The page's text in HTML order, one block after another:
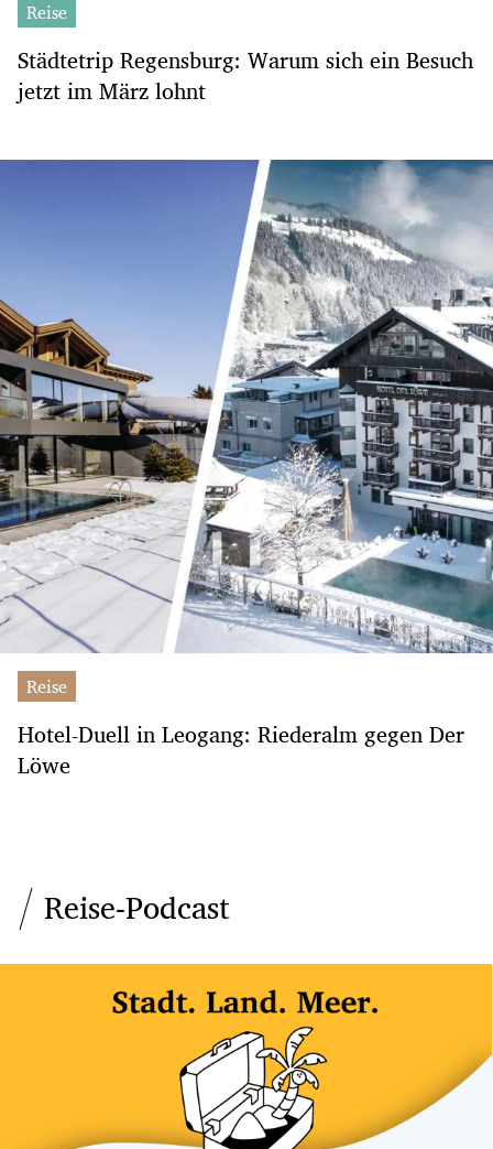
Reise
Städtetrip Regensburg: Warum sich ein Besuch
jetzt im März lohnt
Reise
Hotel-Duell in Leogang: Riederalm gegen Der
Löwe
Reise-Podcast